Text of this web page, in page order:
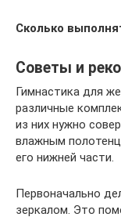
Сколько
Советы и
Гимнастика для
различные
из них нужно
влажным
его нижней части.
Первоначально
зеркалом. Это